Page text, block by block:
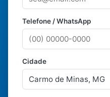
Telefone / WhatsApp
Cidade